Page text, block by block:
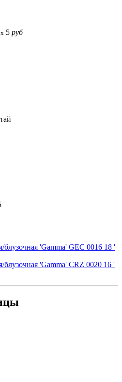
x 5 руб
'Gamma' GEC 0016 18 '
'Gamma' CRZ 0020 16 '